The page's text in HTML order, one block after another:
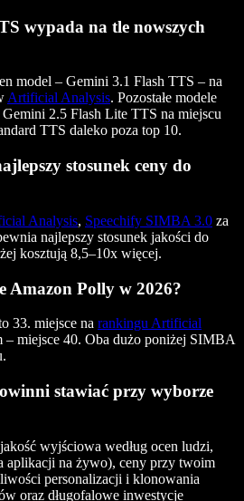
wypada na tle nowszych
model – Gemini 3.1 Flash TTS – na
Artificial Analysis. Pozostałe modele
2.5 Flash Lite TTS na miejscu
TTS daleko poza top 10.
stosunek ceny do
Analysis, Speechify SIMBA 3.0 za
najlepszy stosunek jakości do
kosztują 8,5–10x więcej.
Amazon Polly w 2026?
33. miejsce na rankingu Artificial
– miejsce 40. Oba dużo poniżej SIMBA
stawiać przy wyborze
wyjściowa według ocen ludzi,
aplikacji na żywo), ceny przy twoim
personalizacji i klonowania
oraz długofalowe inwestycje